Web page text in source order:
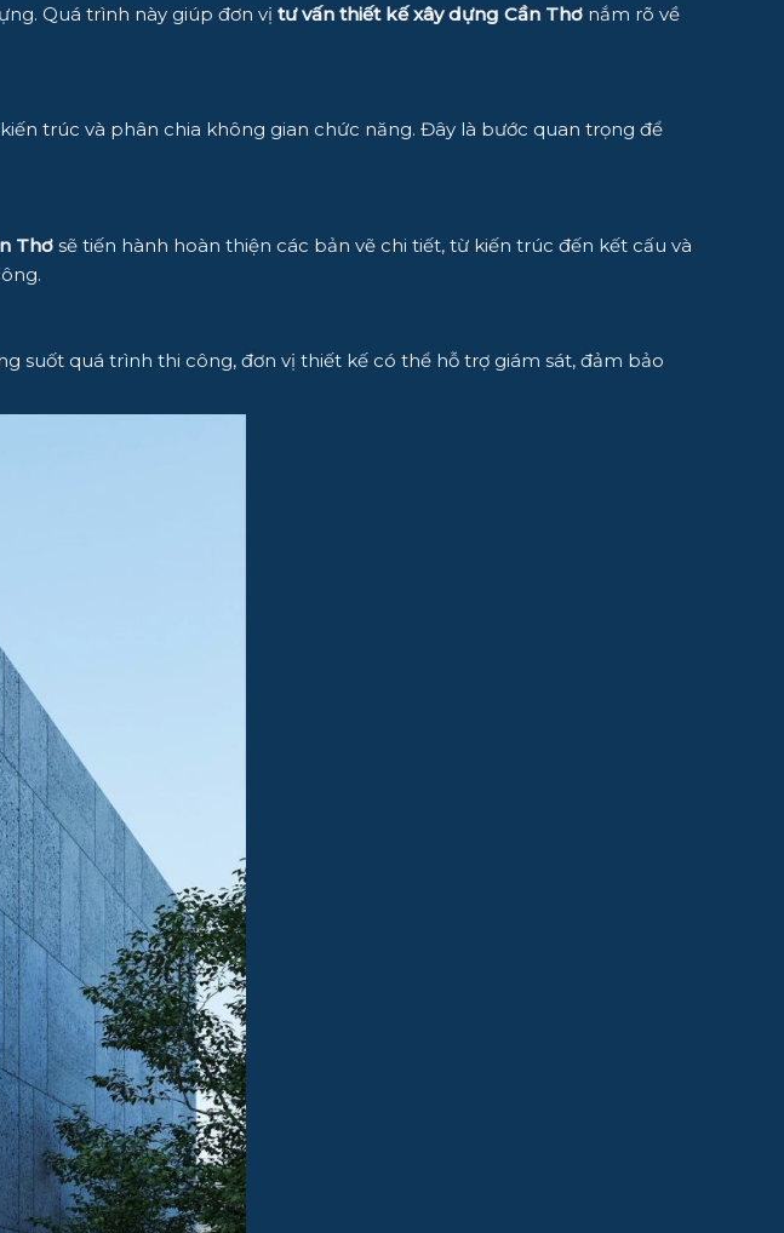
Quá trình này giúp đơn vị tư vấn thiết kế xây dựng Cần Thơ nắm rõ về
trúc và phân chia không gian chức năng. Đây là bước quan trọng để
Thơ sẽ tiến hành hoàn thiện các bản vẽ chi tiết, từ kiến trúc đến kết cấu và
suốt quá trình thi công, đơn vị thiết kế có thể hỗ trợ giám sát, đảm bảo